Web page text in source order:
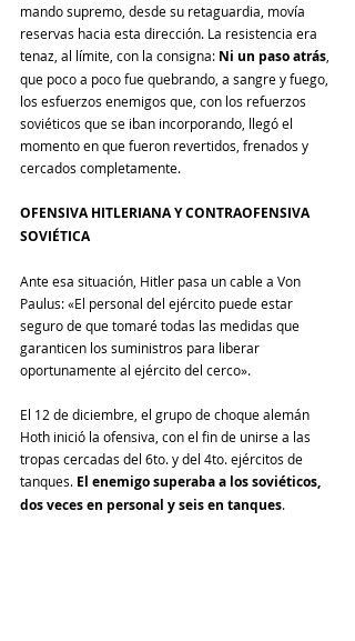
mando supremo, desde su retaguardia, movía
reservas hacia esta dirección. La resistencia era
tenaz, al límite, con la consigna: Ni un paso atrás,
que poco a poco fue quebrando, a sangre y fuego,
los esfuerzos enemigos que, con los refuerzos
soviéticos que se iban incorporando, llegó el
momento en que fueron revertidos, frenados y
cercados completamente.
OFENSIVA HITLERIANA Y CONTRAOFENSIVA
SOVIÉTICA
Ante esa situación, Hitler pasa un cable a Von
Paulus: «El personal del ejército puede estar
seguro de que tomaré todas las medidas que
garanticen los suministros para liberar
oportunamente al ejército del cerco».
El 12 de diciembre, el grupo de choque alemán
Hoth inició la ofensiva, con el fin de unirse a las
tropas cercadas del 6to. y del 4to. ejércitos de
tanques. El enemigo superaba a los soviéticos,
dos veces en personal y seis en tanques.